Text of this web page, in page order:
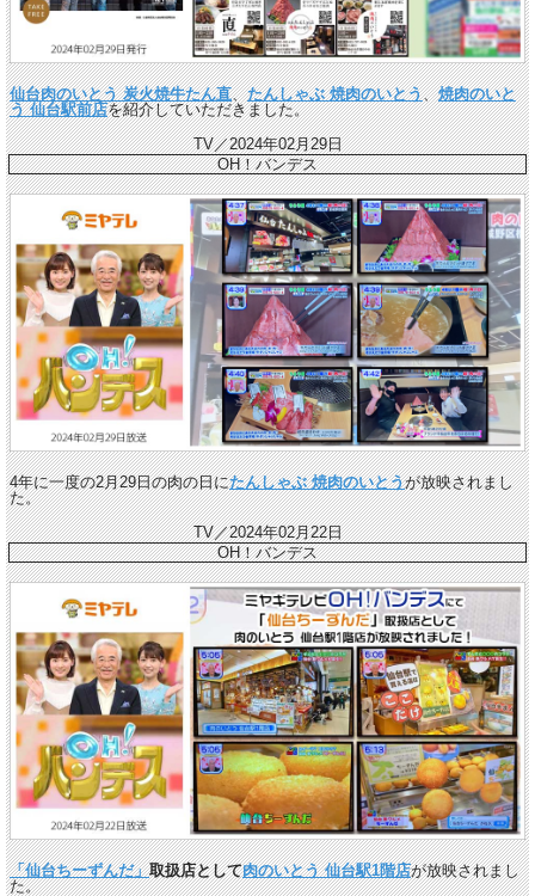
仙台肉のいとう 炭火焼牛たん直、たんしゃぶ 焼肉のいとう、焼肉のいと
う 仙台駅前店を紹介していただきました。
TV／2024年02月29日
OH！バンデス
4年に一度の2月29日の肉の日にたんしゃぶ 焼肉のいとうが放映されまし
た。
TV／2024年02月22日
OH！バンデス
「仙台ちーずんだ」取扱店として肉のいとう 仙台駅1階店が放映されまし
た。